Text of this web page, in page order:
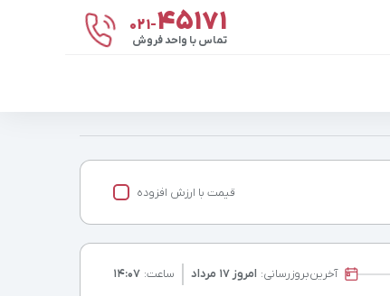
021-۴۵۱۷۱
تماس با واحد فروش
قیمت با ارزش افزوده
آخرینبروزرسانی: امروز ۱۷ مرداد ساعت: ۱۴:۰۷